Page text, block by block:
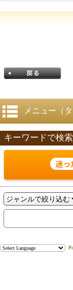
戻る
メニュー（
キーワードで検索